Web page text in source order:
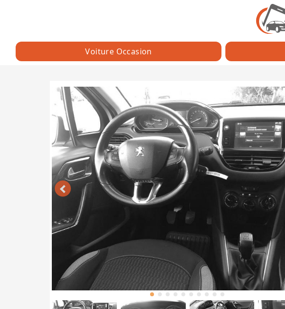
Voiture Occasion